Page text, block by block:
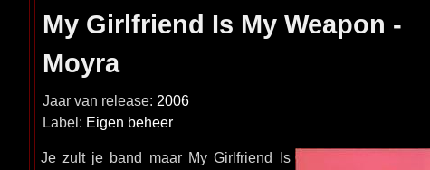
My Girlfriend Is My Weapon -
Moyra
Jaar van release: 2006
Label: Eigen beheer
Je zult je band maar My Girlfriend Is